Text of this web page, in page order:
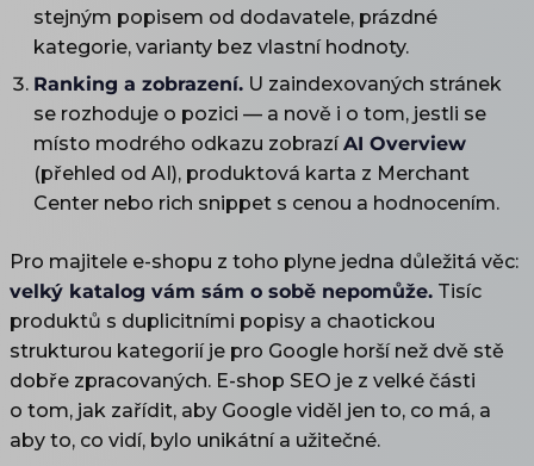
stejným popisem od dodavatele, prázdné
kategorie, varianty bez vlastní hodnoty.
Ranking a zobrazení. U zaindexovaných stránek
se rozhoduje o pozici — a nově i o tom, jestli se
místo modrého odkazu zobrazíAI Overview
(přehled od AI), produktová karta z Merchant
Center nebo rich snippet s cenou a hodnocením.
Pro majitele e-shopu z toho plyne jedna důležitá věc:
velký katalog vám sám o sobě nepomůže. Tisíc
produktů s duplicitními popisy a chaotickou
strukturou kategorií je pro Google horší než dvě stě
dobře zpracovaných. E-shop SEO je z velké části
o tom, jak zařídit, aby Google viděl jen to, co má, a
aby to, co vidí, bylo unikátní a užitečné.